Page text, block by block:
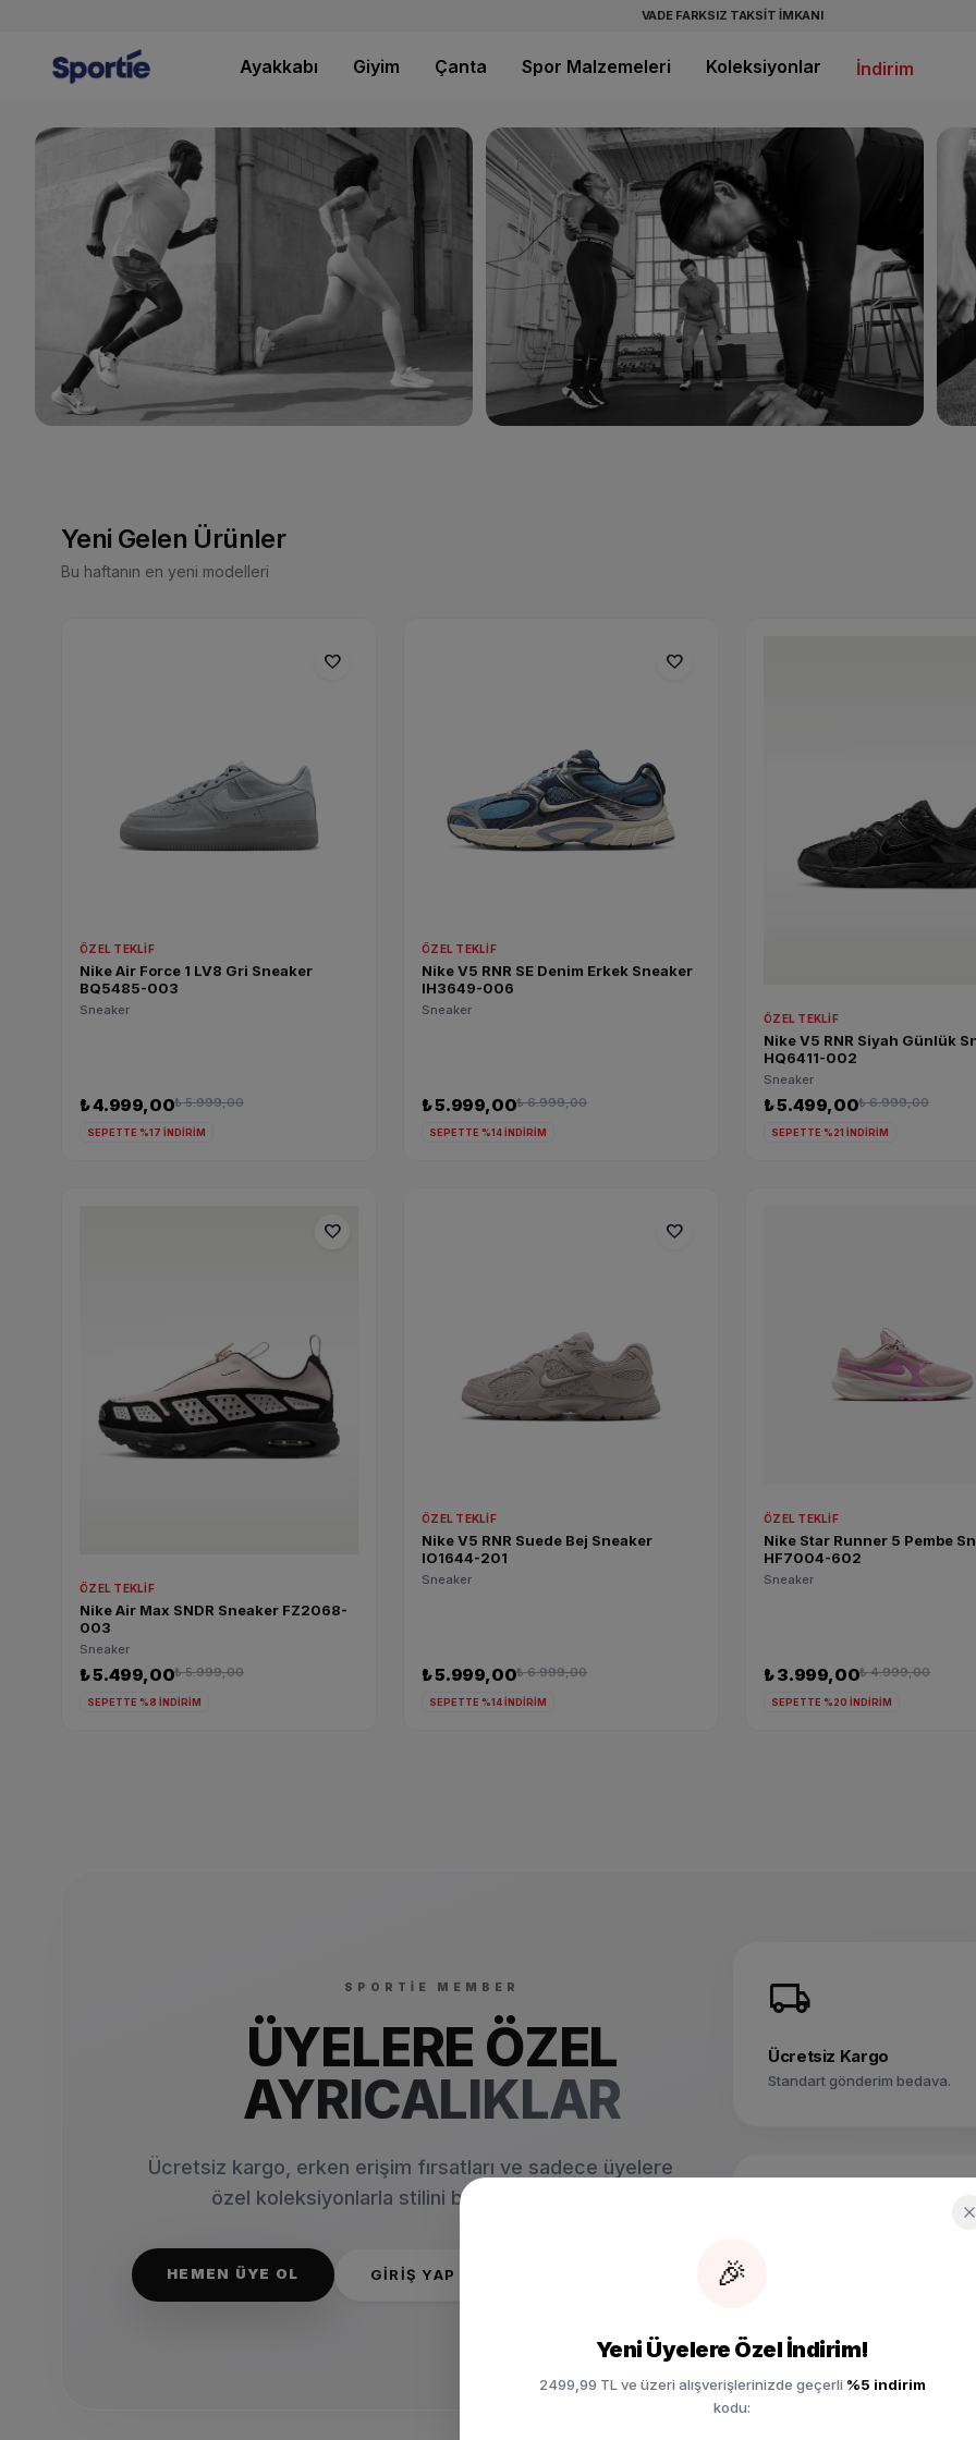
VADE FARKSIZ TAKSİT İMKANI
Ayakkabı Giyim Çanta Spor Malzemeleri Koleksiyonlar İndirim
Yeni Gelen Ürünler
Bu haftanın en yeni modelleri
favorite
ÖZEL TEKLIF
Nike Air Force 1 LV8 Gri Sneaker
BQ5485-003
Sneaker
₺ 4.999,00₺ 5.999,00
SEPETTE %17 İNDİRİM
favorite
ÖZEL TEKLIF
Nike V5 RNR SE Denim Erkek Sneaker
IH3649-006
Sneaker
₺ 5.999,00₺ 6.999,00
SEPETTE %14 İNDİRİM
ÖZEL TEKLIF
Nike V5 RNR Siyah Günlük
HQ6411-002
Sneaker
₺ 5.499,00₺ 6.999,00
SEPETTE %21 İNDİRİM
favorite
ÖZEL TEKLIF
Nike Air Max SNDR Sneaker FZ2068-
003
Sneaker
₺ 5.499,00₺ 5.999,00
SEPETTE %8 İNDİRİM
favorite
ÖZEL TEKLIF
Nike V5 RNR Suede Bej Sneaker
IO1644-201
Sneaker
₺ 5.999,00₺ 6.999,00
SEPETTE %14 İNDİRİM
ÖZEL TEKLIF
Nike Star Runner 5 Pembe
HF7004-602
Sneaker
₺ 3.999,00₺ 4.999,00
SEPETTE %20 İNDİRİM
SPORTIE MEMBER
ÜYELERE ÖZEL
AYRICALIKLAR
Ücretsiz kargo, erken erişim fırsatları ve sadece üyelere
özel koleksiyonlarla stilini bir adım öne taşı.
HEMEN ÜYE OL GIRIŞ YAP
local_shipping
Ücretsiz Kargo
Standart gönderim bedava.
🎉
Yeni Üyelere Özel İndirim!
2499,99 TL ve üzeri alışverişlerinizde geçerli %5 indirim
kodu: